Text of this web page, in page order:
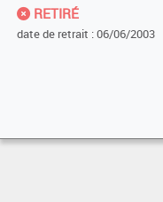
RETIRÉ
date de retrait : 06/06/2003